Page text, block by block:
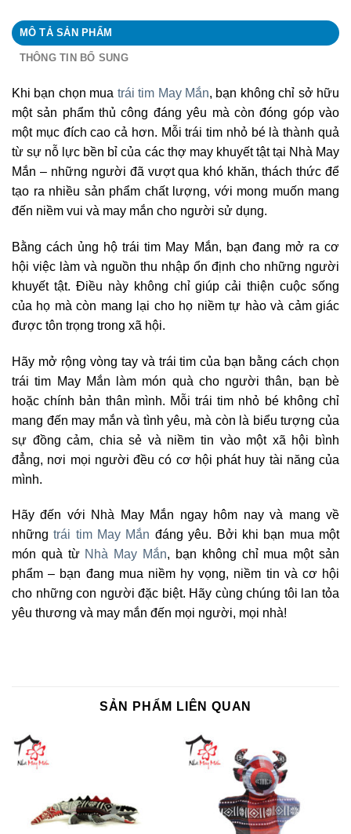
MÔ TẢ SẢN PHẨM
THÔNG TIN BỔ SUNG
Khi bạn chọn mua trái tim May Mắn, bạn không chỉ sở hữu
một sản phẩm thủ công đáng yêu mà còn đóng góp vào
một mục đích cao cả hơn. Mỗi trái tim nhỏ bé là thành quả
từ sự nỗ lực bền bỉ của các thợ may khuyết tật tại Nhà May
Mắn – những người đã vượt qua khó khăn, thách thức để
tạo ra nhiều sản phẩm chất lượng, với mong muốn mang
đến niềm vui và may mắn cho người sử dụng.
Bằng cách ủng hộ trái tim May Mắn, bạn đang mở ra cơ
hội việc làm và nguồn thu nhập ổn định cho những người
khuyết tật. Điều này không chỉ giúp cải thiện cuộc sống
của họ mà còn mang lại cho họ niềm tự hào và cảm giác
được tôn trọng trong xã hội.
Hãy mở rộng vòng tay và trái tim của bạn bằng cách chọn
trái tim May Mắn làm món quà cho người thân, bạn bè
hoặc chính bản thân mình. Mỗi trái tim nhỏ bé không chỉ
mang đến may mắn và tình yêu, mà còn là biểu tượng của
sự đồng cảm, chia sẻ và niềm tin vào một xã hội bình
đẳng, nơi mọi người đều có cơ hội phát huy tài năng của
mình.
Hãy đến với Nhà May Mắn ngay hôm nay và mang về
nhữngtrái tim May Mắn đáng yêu. Bởi khi bạn mua một
món quà từ Nhà May Mắn, bạn không chỉ mua một sản
phẩm – bạn đang mua niềm hy vọng, niềm tin và cơ hội
cho những con người đặc biệt. Hãy cùng chúng tôi lan tỏa
yêu thương và may mắn đến mọi người, mọi nhà!
SẢN PHẨM LIÊN QUAN